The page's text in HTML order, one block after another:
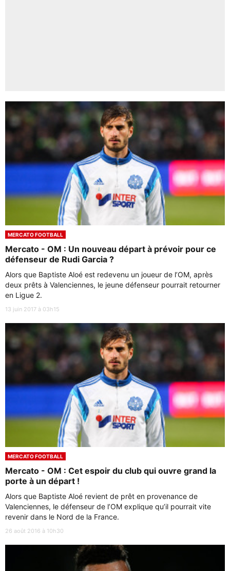
MERCATO FOOTBALL
Mercato - OM : Un nouveau départ à prévoir pour ce
défenseur de Rudi Garcia ?
Alors que Baptiste Aloé est redevenu un joueur de l’OM, après
deux prêts à Valenciennes, le jeune défenseur pourrait retourner
en Ligue 2.
13 juin 2017 à 03h15
MERCATO FOOTBALL
Mercato - OM : Cet espoir du club qui ouvre grand la
porte à un départ !
Alors que Baptiste Aloé revient de prêt en provenance de
Valenciennes, le défenseur de l’OM explique qu’il pourrait vite
revenir dans le Nord de la France.
26 août 2016 à 10h30